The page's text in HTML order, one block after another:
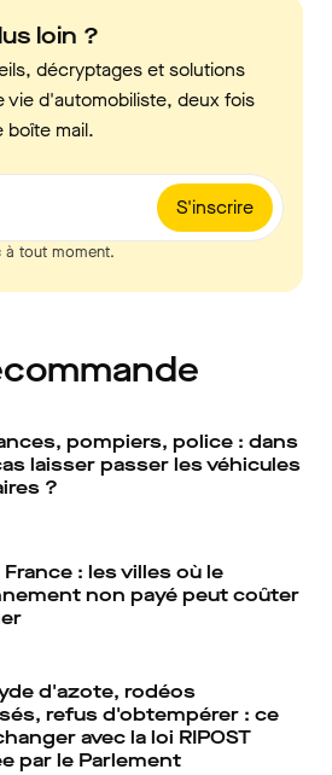
loin ?
décryptages et solutions
vie d'automobiliste, deux fois
boîte mail.
S'inscrire
à tout moment.
pompiers, police : dans
laisser passer les véhicules
?
France : les villes où le
non payé peut coûter
d'azote, rodéos
refus d'obtempérer : ce
avec la loi RIPOST
par le Parlement